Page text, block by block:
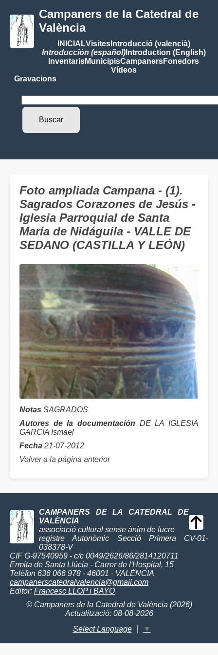
Campaners de la Catedral de
València
INICIALVisitesIntroducció (valencià)
Introducción (español)Introduction (English)
InventarisMunicipisCampanersFonedors
Vídeos
Gravacions
Foto ampliada Campana - (1).
Sagrados Corazones de Jesús -
Iglesia Parroquial de Santa
María de Nidáguila - VALLE DE
SEDANO (CASTILLA Y LEÓN)
Notas SAGRADOS
Autores de la documentación DE LA IGLESIA
GARCÍA Ismael
Fecha 21-07-2012
Volver a la página anterior
CAMPANERS DE LA CATEDRAL DE
VALÈNCIA
associació cultural sense ànim de lucre
registre Autonòmic Secció Primera CV-01-
038378-V
CIF G-97540959 - c/c 0049/2626/86/2814120711
Ermita de Santa Llúcia - Carrer de l'Hospital, 15
Telèfon 636 066 978 - 46001 - VALÈNCIA
campanerscatedralvalencia@gmail.com
Editor: Francesc LLOP i BAYO
© Campaners de la Catedral de València (2026)
Actualització: 08-08-2026
Select Language
▼